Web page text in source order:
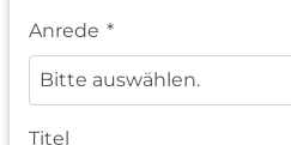
Anrede *
Bitte auswählen.
Titel